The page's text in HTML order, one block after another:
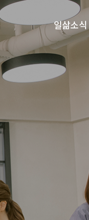
일삶소식